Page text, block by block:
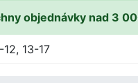
objednávky nad 3
13-17